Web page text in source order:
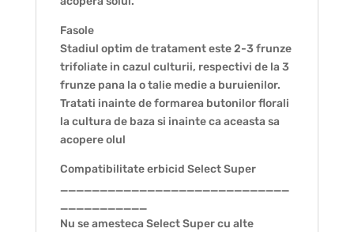
Fasole
Stadiul optim de tratament este 2-3 frunze
trifoliate in cazul culturii, respectivi de la 3
frunze pana la o talie medie a buruienilor.
Tratati inainte de formarea butonilor florali
la cultura de baza si inainte ca aceasta sa
acopere olul
Compatibilitate erbicid Select Super
_____________________________
___________
Nu se amesteca Select Super cu alte